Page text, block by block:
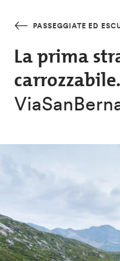
PASSEGGIATE ED
La prima
carrozzabile.